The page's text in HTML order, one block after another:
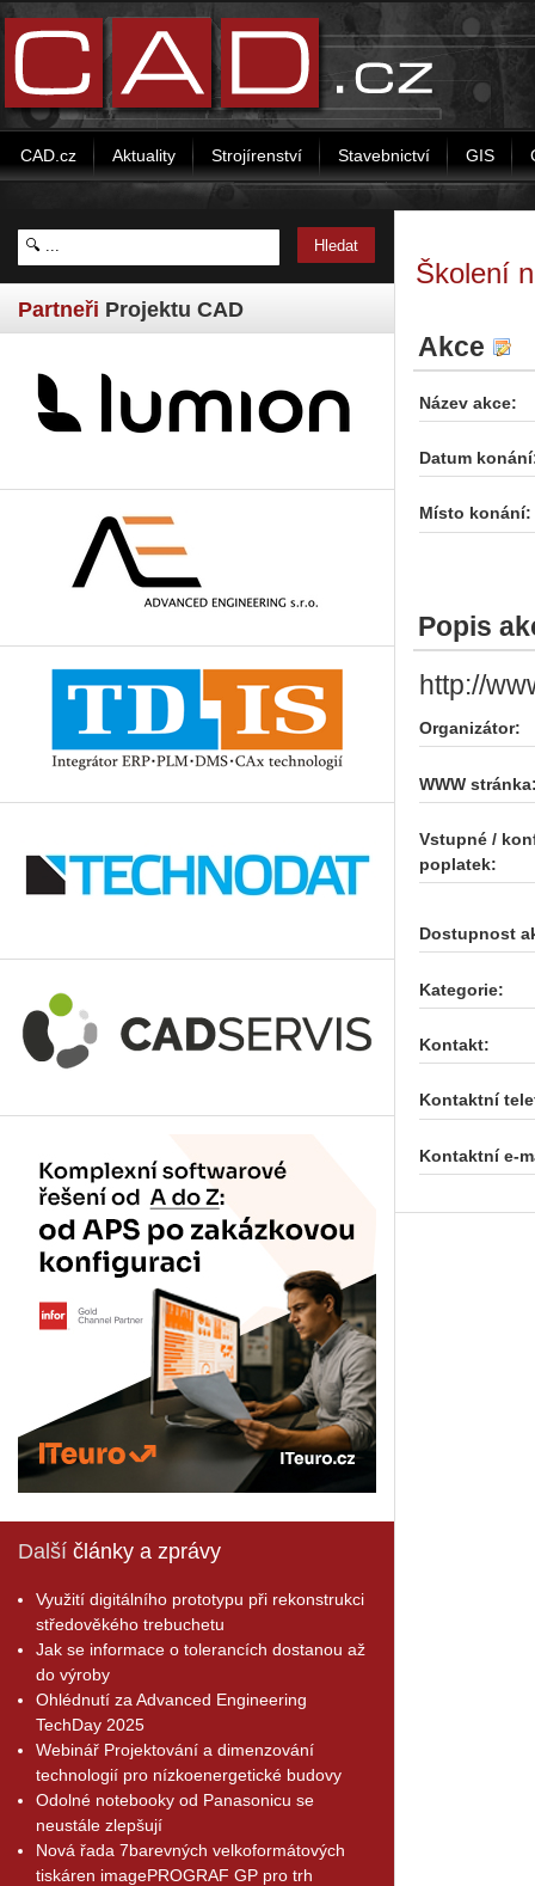
CAD.cz Aktuality Strojírenství Stavebnictví GIS
Partneři Projektu CAD
Další články a zprávy
Využití digitálního prototypu při rekonstrukci
středověkého trebuchetu
Jak se informace o tolerancích dostanou až
do výroby
Ohlédnutí za Advanced Engineering
TechDay 2025
Webinář Projektování a dimenzování
technologií pro nízkoenergetické budovy
Odolné notebooky od Panasonicu se
neustále zlepšují
Nová řada 7barevných velkoformátových
tiskáren imagePROGRAF GP pro trh
Školení
Akce
Název akce:
Datum
Místo konání:
Popis
http://
Organizátor:
WWW
Vstupné /
poplatek:
Dostupnost
Kategorie:
Kontakt:
Kontaktní
Kontaktní e-